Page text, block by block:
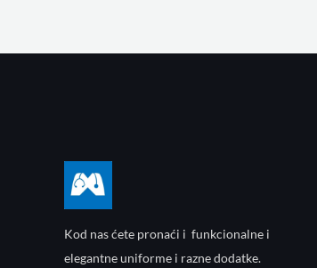
Kod nas ćete pronaći i funkcionalne i
elegantne uniforme i razne dodatke.